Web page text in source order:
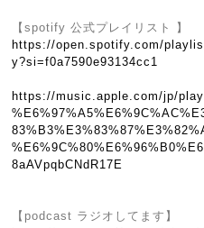
【spotify 公式プレイリスト 】
https://open.spotify.com/
y?si=f0a7590e93134cc1
https://music.apple.com/jp/
8aAVpqbCNdR17E
【podcast ラジオしてます】